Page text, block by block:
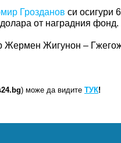
Грозданов си осигури
от наградния фонд.
Жермен Жигунон –
) може да видите ТУК!